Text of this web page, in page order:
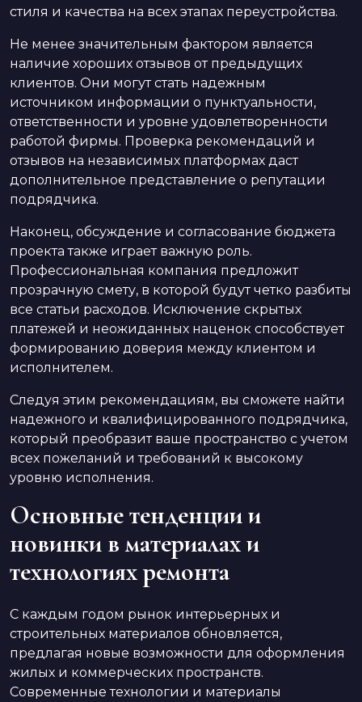
стиля и качества на всех этапах переустройства.
Не менее значительным фактором является
наличие хороших отзывов от предыдущих
клиентов. Они могут стать надежным
источником информации о пунктуальности,
ответственности и уровне удовлетворенности
работой фирмы. Проверка рекомендаций и
отзывов на независимых платформах даст
дополнительное представление о репутации
подрядчика.
Наконец, обсуждение и согласование бюджета
проекта также играет важную роль.
Профессиональная компания предложит
прозрачную смету, в которой будут четко разбиты
все статьи расходов. Исключение скрытых
платежей и неожиданных наценок способствует
формированию доверия между клиентом и
исполнителем.
Следуя этим рекомендациям, вы сможете найти
надежного и квалифицированного подрядчика,
который преобразит ваше пространство с учетом
всех пожеланий и требований к высокому
уровню исполнения.
Основные тенденции и
новинки в материалах и
технологиях ремонта
С каждым годом рынок интерьерных и
строительных материалов обновляется,
предлагая новые возможности для оформления
жилых и коммерческих пространств.
Современные технологии и материалы